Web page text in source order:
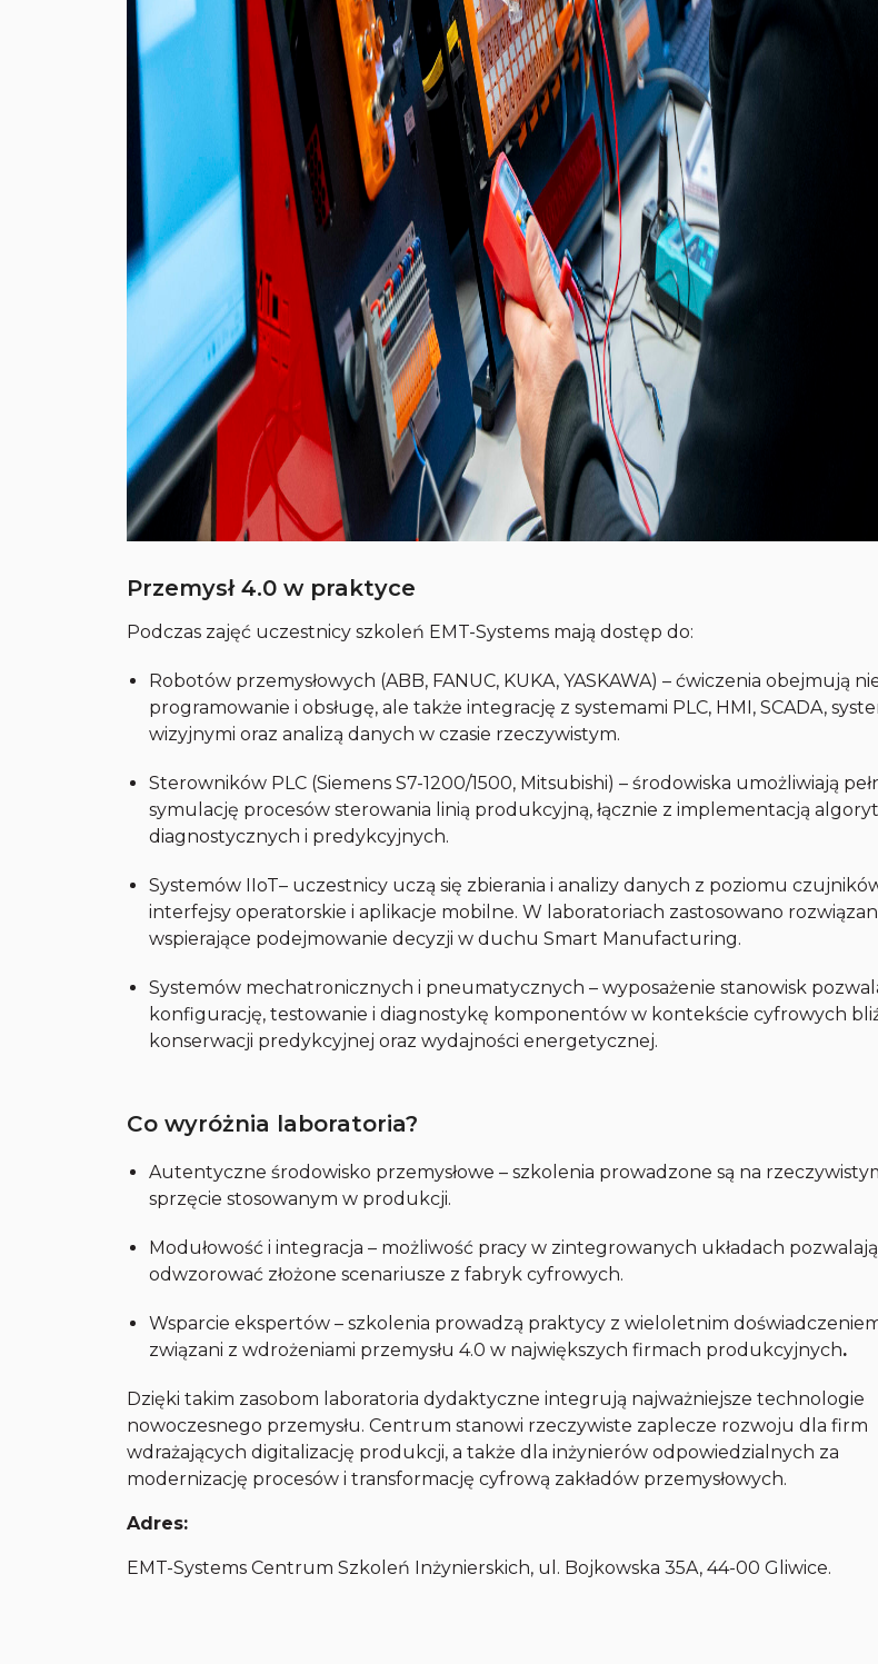
Przemysł 4.0 w praktyce
Podczas zajęć uczestnicy szkoleń EMT-Systems mają dostęp do:
Robotów przemysłowych (ABB, FANUC, KUKA, YASKAWA) – ćwiczenia obejmują
programowanie i obsługę, ale także integrację z systemami PLC, HMI, SCADA,
wizyjnymi oraz analizą danych w czasie rzeczywistym.
Sterowników PLC (Siemens S7-1200/1500, Mitsubishi) – środowiska umożliwiają
symulację procesów sterowania linią produkcyjną, łącznie z implementacją
diagnostycznych i predykcyjnych.
Systemów IIoT– uczestnicy uczą się zbierania i analizy danych z poziomu
interfejsy operatorskie i aplikacje mobilne. W laboratoriach zastosowano
wspierające podejmowanie decyzji w duchu Smart Manufacturing.
Systemów mechatronicznych i pneumatycznych – wyposażenie stanowisk
konfigurację, testowanie i diagnostykę komponentów w kontekście cyfrowych
konserwacji predykcyjnej oraz wydajności energetycznej.
Co wyróżnia laboratoria?
Autentyczne środowisko przemysłowe – szkolenia prowadzone są na
sprzęcie stosowanym w produkcji.
Modułowość i integracja – możliwość pracy w zintegrowanych układach
odwzorować złożone scenariusze z fabryk cyfrowych.
Wsparcie ekspertów – szkolenia prowadzą praktycy z wieloletnim
związani z wdrożeniami przemysłu 4.0 w największych firmach produkcyjnych.
Dzięki takim zasobom laboratoria dydaktyczne integrują najważniejsze technologie
nowoczesnego przemysłu. Centrum stanowi rzeczywiste zaplecze rozwoju dla firm
wdrażających digitalizację produkcji, a także dla inżynierów odpowiedzialnych za
modernizację procesów i transformację cyfrową zakładów przemysłowych.
Adres:
EMT-Systems Centrum Szkoleń Inżynierskich, ul. Bojkowska 35A, 44-00 Gliwice.